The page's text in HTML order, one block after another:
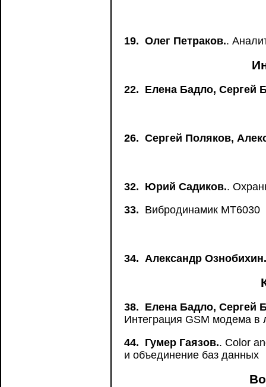
19. Олег Петраков..
22. Елена Бадло, Сергей
26. Сергей Поляков,
32. Юрий Садиков..
33. Вибродинамик MT6030
34. Александр Ознобихин.
38. Елена Бадло, Сергей
Интеграция GSM модема
44. Гумер Гаязов.. Color
и объединение баз данных